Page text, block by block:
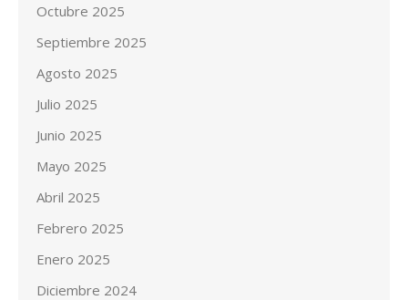
Octubre 2025
Septiembre 2025
Agosto 2025
Julio 2025
Junio 2025
Mayo 2025
Abril 2025
Febrero 2025
Enero 2025
Diciembre 2024